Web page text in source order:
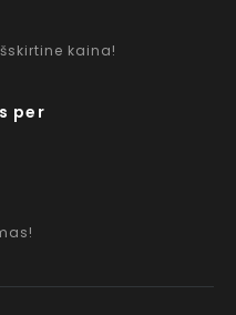
kaina!
per